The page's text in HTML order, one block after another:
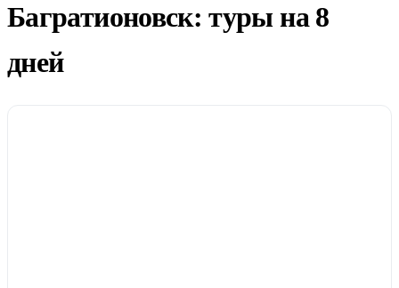
Багратионовск: туры на 8
дней